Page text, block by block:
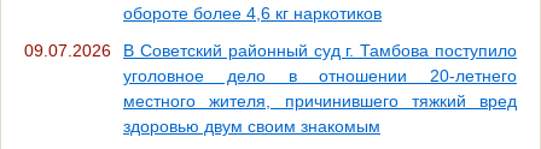
обороте более 4,6 кг наркотиков
09.07.2026
В Советский районный суд г. Тамбова поступило
уголовное дело в отношении 20-летнего
местного жителя, причинившего тяжкий вред
здоровью двум своим знакомым